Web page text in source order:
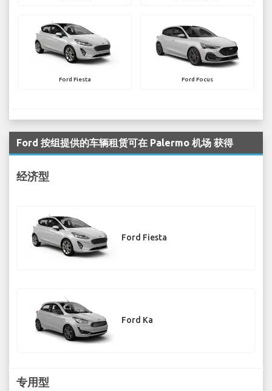
Ford Fiesta Ford Focus
Ford 按组提供的车辆租赁可在 Palermo 机场 获得
经济型
Ford Fiesta
Ford Ka
专用型